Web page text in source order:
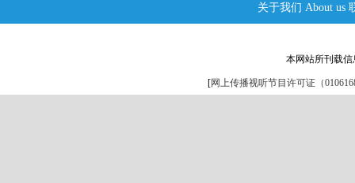
关于我们 About us
本网站所刊载
[网上传播视听节目许可证（